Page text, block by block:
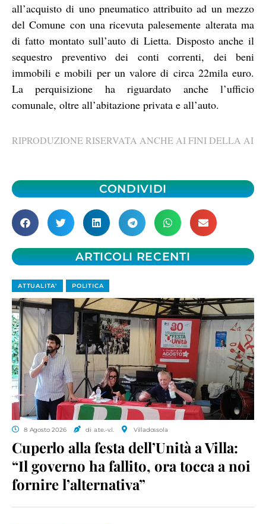
all’acquisto di uno pneumatico attribuito ad un mezzo
del Comune con una ricevuta palesemente alterata ma
di fatto montato sull’auto di Lietta. Disposto anche il
sequestro preventivo dei conti correnti, dei beni
immobili e mobili per un valore di circa 22mila euro.
La perquisizione ha riguardato anche l’ufficio
comunale, oltre all’abitazione privata e all’auto.
RIPRODUZIONE RISERVATA ANCHE AI FINI DELLA AI
CONDIVIDI
ARTICOLI RECENTI
ATTUALITA' POLITICA
8 Agosto 2026 di a.te.-v.l. Villadossola
Cuperlo alla festa dell’Unità a Villa:
“Il governo ha fallito, ora tocca a noi
fornire l’alternativa”